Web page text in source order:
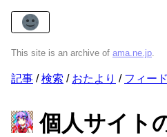
This site is an archive of ama.ne.jp.
記事 検索 おたより フィード
個人サイト